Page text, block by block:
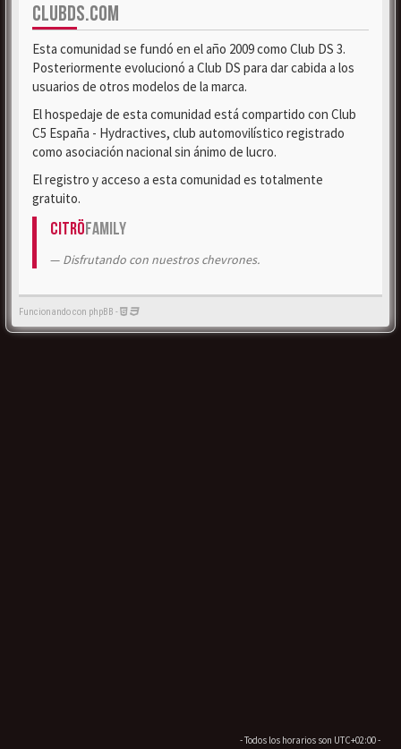
CLUBDS.COM
Esta comunidad se fundó en el año 2009 como Club DS 3.
Posteriormente evolucionó a Club DS para dar cabida a los
usuarios de otros modelos de la marca.
El hospedaje de esta comunidad está compartido con Club
C5 España - Hydractives, club automovilístico registrado
como asociación nacional sin ánimo de lucro.
El registro y acceso a esta comunidad es totalmente
gratuito.
CitröFamily
Disfrutando con nuestros chevrones.
Funcionando con phpBB -
- Todos los horarios son UTC+02:00-